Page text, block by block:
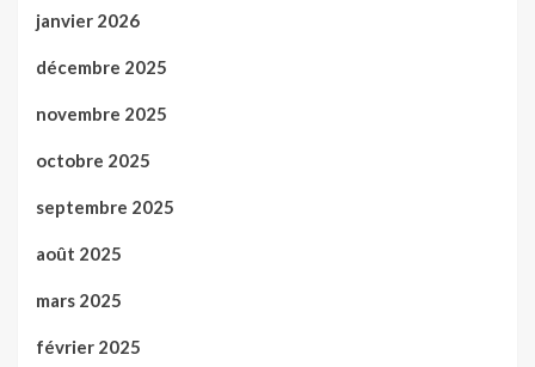
janvier 2026
décembre 2025
novembre 2025
octobre 2025
septembre 2025
août 2025
mars 2025
février 2025